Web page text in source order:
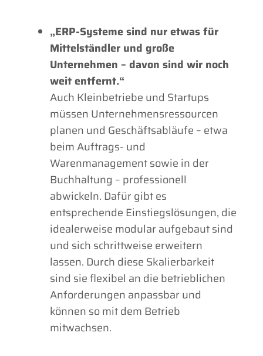
„ERP-Systeme sind nur etwas für
Mittelständler und große
Unternehmen – davon sind wir noch
weit entfernt.“
Auch Kleinbetriebe und Startups
müssen Unternehmensressourcen
planen und Geschäftsabläufe – etwa
beim Auftrags- und
Warenmanagement sowie in der
Buchhaltung – professionell
abwickeln. Dafür gibt es
entsprechende Einstiegslösungen, die
idealerweise modular aufgebaut sind
und sich schrittweise erweitern
lassen. Durch diese Skalierbarkeit
sind sie flexibel an die betrieblichen
Anforderungen anpassbar und
können so mit dem Betrieb
mitwachsen.